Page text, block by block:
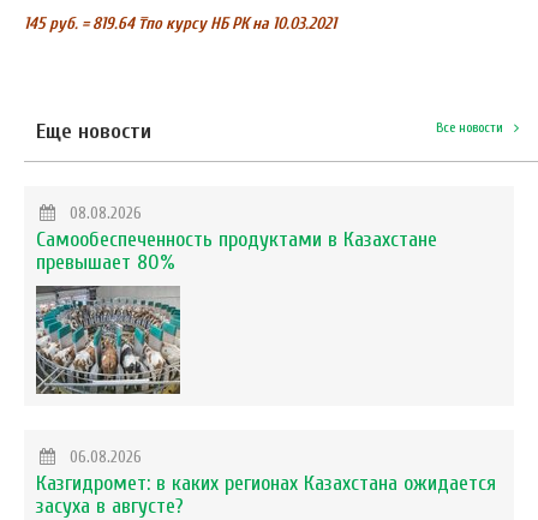
145 руб. = 819.64 ₸по курсу НБ РК на 10.03.2021
Еще новости Все новости
08.08.2026
Самообеспеченность продуктами в Казахстане
превышает 80%
06.08.2026
Казгидромет: в каких регионах Казахстана ожидается
засуха в августе?